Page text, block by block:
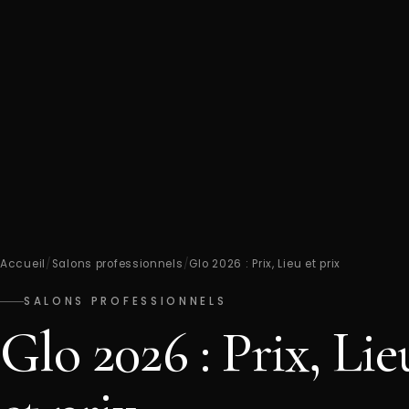
Accueil/ Salons professionnels/Glo 2026 : Prix, Lieu et prix
SALONS PROFESSIONNELS
Glo 2026 : Prix,